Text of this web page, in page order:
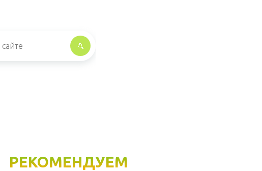
РЕКОМЕНДУЕМ